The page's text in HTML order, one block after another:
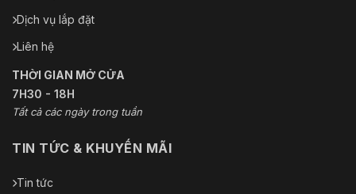
Dịch vụ lắp đặt
Liên hệ
THỜI GIAN MỞ CỬA
7H30 - 18H
Tất cả các ngày trong tuần
TIN TỨC & KHUYẾN MÃI
Tin tức